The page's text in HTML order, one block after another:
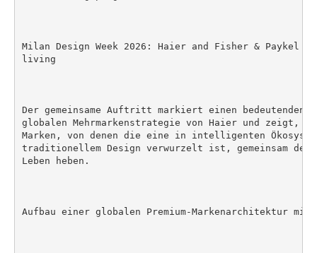
Milan Design Week 2026: Haier and Fisher & Paykel
living
Der gemeinsame Auftritt markiert einen bedeutenden
globalen Mehrmarkenstrategie von Haier und zeigt,
Marken, von denen die eine in intelligenten
traditionellem Design verwurzelt ist, gemeinsam den
Leben heben.
Aufbau einer globalen Premium-Markenarchitektur mit